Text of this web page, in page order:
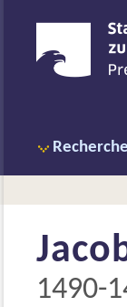
Recherche
1490-